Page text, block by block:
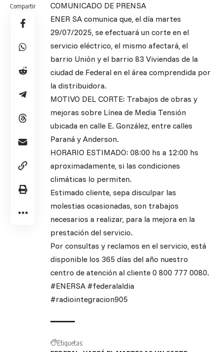
Compartir
COMUNICADO DE PRENSA
ENER SA comunica que, el día martes
29/07/2025, se efectuará un corte en el
servicio eléctrico, el mismo afectará, el
barrio Unión y el barrio 83 Viviendas de la
ciudad de Federal en el área comprendida por
la distribuidora.
MOTIVO DEL CORTE: Trabajos de obras y
mejoras sobre Línea de Media Tensión
ubicada en calle E. González, entre calles
Paraná y Anderson.
HORARIO ESTIMADO: 08:00 hs a 12:00 hs
aproximadamente, si las condiciones
climáticas lo permiten.
Estimado cliente, sepa disculpar las
molestias ocasionadas, son trabajos
necesarios a realizar, para la mejora en la
prestación del servicio.
Por consultas y reclamos en el servicio, está
disponible los 365 días del año nuestro
centro de atención al cliente 0 800 777 0080.
#ENERSA #federalaldia
#radiointegracion905
Etiquetas: